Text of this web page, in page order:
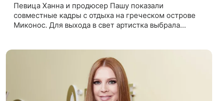
Певица Ханна и продюсер Пашу показали
совместные кадры с отдыха на греческом острове
Миконос. Для выхода в свет артистка выбрала